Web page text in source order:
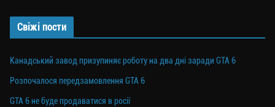
Свіжі пости
Канадський завод призупиняє роботу на два дні заради GTA 6
Розпочалося передзамовлення GTA 6
GTA 6 не буде продаватися в росії